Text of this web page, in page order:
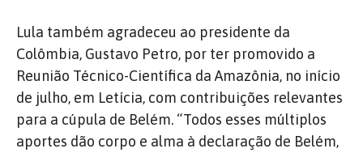
Lula também agradeceu ao presidente da
Colômbia, Gustavo Petro, por ter promovido a
Reunião Técnico-Científica da Amazônia, no início
de julho, em Letícia, com contribuições relevantes
para a cúpula de Belém. “Todos esses múltiplos
aportes dão corpo e alma à declaração de Belém,